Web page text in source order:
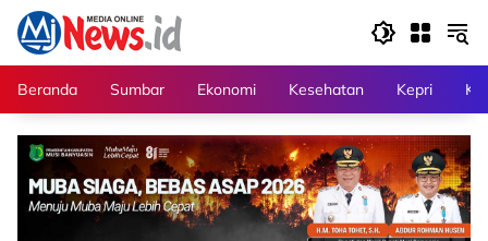
Langsung
konten
Beranda
Sumbar Ekonomi Kesehatan Kepri